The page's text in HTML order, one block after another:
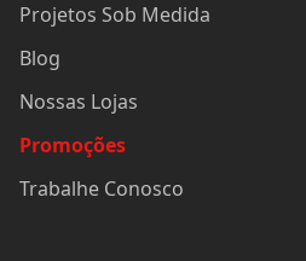
Projetos Sob Medida
Blog
Nossas Lojas
Promoções
Trabalhe Conosco